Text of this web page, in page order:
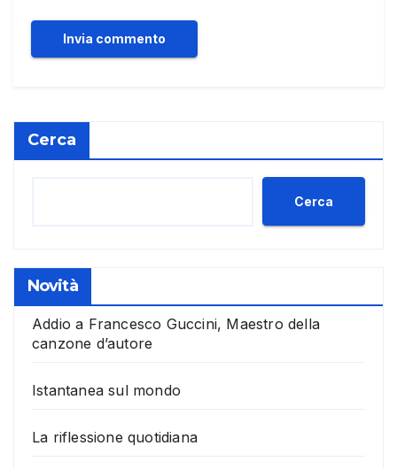
Cerca
Cerca
Novità
Addio a Francesco Guccini, Maestro della
canzone d’autore
Istantanea sul mondo
La riflessione quotidiana